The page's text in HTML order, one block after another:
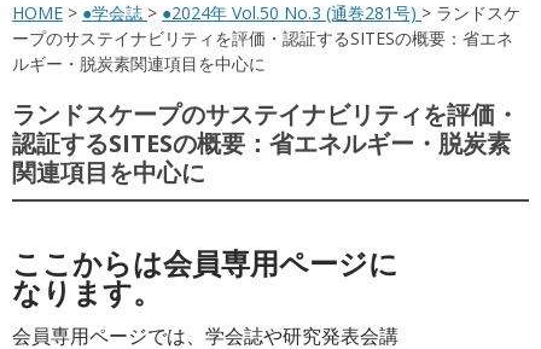
HOME > ●学会誌 > ●2024年 Vol.50 No.3 (通巻281号) > ランドスケ
ープのサステイナビリティを評価・認証するSITESの概要：省エネ
ルギー・脱炭素関連項目を中心に
ランドスケープのサステイナビリティを評価・
認証するSITESの概要：省エネルギー・脱炭素
関連項目を中心に
ここからは会員専用ページに
なります。
会員専用ページでは、学会誌や研究発表会講